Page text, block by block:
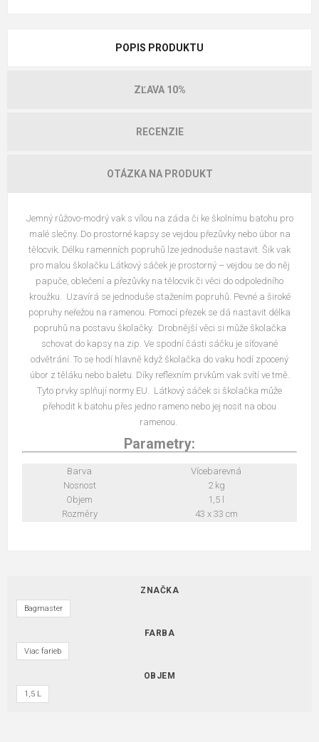
POPIS PRODUKTU
ZĽAVA 10%
RECENZIE
OTÁZKA NA PRODUKT
Jemný růžovo-modrý vak s vílou na záda či ke školnímu batohu pro
malé slečny. Do prostorné kapsy se vejdou přezůvky nebo úbor na
tělocvik. Délku ramenních popruhů lze jednoduše nastavit. Šik vak
pro malou školačku Látkový sáček je prostorný – vejdou se do něj
papuče, oblečení a přezůvky na tělocvik či věci do odpoledního
kroužku. Uzavírá se jednoduše stažením popruhů. Pevné a široké
popruhy neřežou na ramenou. Pomocí přezek se dá nastavit délka
popruhů na postavu školačky. Drobnější věci si může školačka
schovat do kapsy na zip. Ve spodní části sáčku je síťované
odvětrání. To se hodí hlavně když školačka do vaku hodí zpocený
úbor z těláku nebo baletu. Díky reflexním prvkům vak svítí ve tmě.
Tyto prvky splňují normy EU. Látkový sáček si školačka může
přehodit k batohu přes jedno rameno nebo jej nosit na obou
ramenou.
Parametry:
Barva
Vícebarevná
Nosnost
2 kg
Objem
1,5 l
Rozměry
43 x 33 cm
ZNAČKA
Bagmaster
FARBA
Viac farieb
OBJEM
1,5 L